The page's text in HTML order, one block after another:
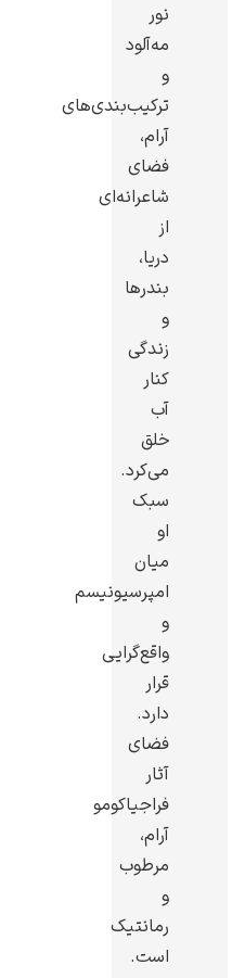
نور
مه‌آلود
و
ترکیب‌بندی‌های
آرام،
فضای
شاعرانه‌ای
از
دریا،
بندرها
و
زندگی
کنار
آب
خلق
می‌کرد.
سبک
او
میان
امپرسیونیسم
و
واقع‌گرایی
قرار
دارد.
فضای
آثار
فراجیاکومو
آرام،
مرطوب
و
رمانتیک
است.